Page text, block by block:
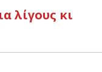
λίγους κι